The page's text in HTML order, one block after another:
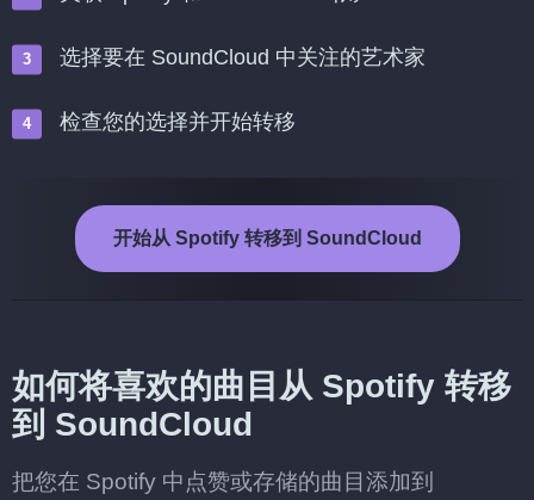
选择要在 SoundCloud 中关注的艺术家
检查您的选择并开始转移
开始从 Spotify 转移到 SoundCloud
如何将喜欢的曲目从 Spotify 转移
到 SoundCloud
把您在 Spotify 中点赞或存储的曲目添加到